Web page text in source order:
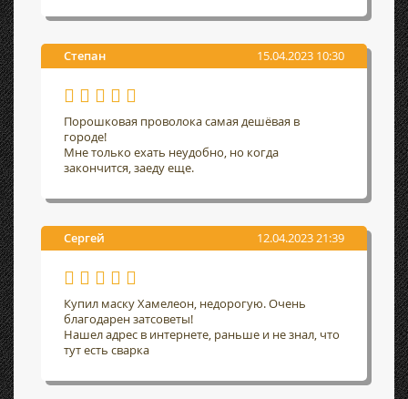
Степан 15.04.2023 10:30
Порошковая проволока самая дешёвая в
городе!
Мне только ехать неудобно, но когда
закончится, заеду еще.
Сергей 12.04.2023 21:39
Купил маску Хамелеон, недорогую. Очень
благодарен затсоветы!
Нашел адрес в интернете, раньше и не знал, что
тут есть сварка